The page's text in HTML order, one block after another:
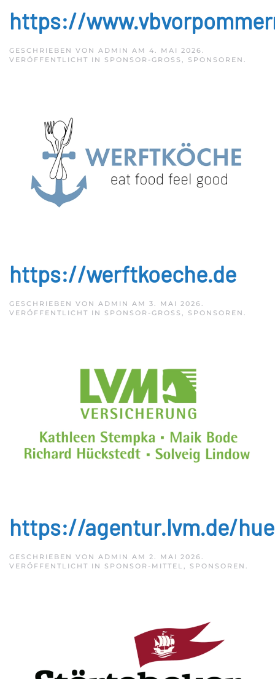
https://
GESCHRIEBEN VON ADMIN AM 4. MAI 2026.
VERÖFFENTLICHT IN SPONSOR-GROSS , SPONSOREN .
https://werftkoeche.de
GESCHRIEBEN VON ADMIN AM 3. MAI 2026.
VERÖFFENTLICHT IN SPONSOR-GROSS , SPONSOREN .
https://agentur.lvm.de/
GESCHRIEBEN VON ADMIN AM 2. MAI 2026
VERÖFFENTLICHT IN SPONSOR-MITTEL SPONSOREN